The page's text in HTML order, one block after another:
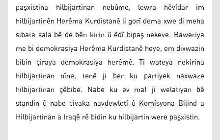
paşxistina hilbijartinan nebûme, lewra hêvîdar im
hilbijartinên Herêma Kurdistanê li gorî dema xwe di meha
sibata sala bê de bên kirin û êdî bipaş nekeve. Baweriya
me bi demokrasiya Herêma Kurdistanê heye, em dixwazin
bibin çiraya demokrasiya herêmê. Ti wateya nekirina
hilbijartinan nîne, tenê ji ber ku partiyek naxwaze
hilbijartinan çêbibe. Nabe ku ev maf ji welatiyan bê
standin û nabe civaka navdewletî û Komîsyona Bilind a
Hilbijartinan a Iraqê rê bidin ku hilbijartin were paşxistin.